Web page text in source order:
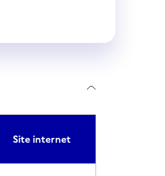
Site internet